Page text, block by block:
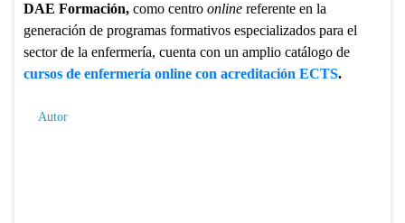
DAE Formación,como centro onlinereferente en la
generación de programas formativos especializados para el
sector de la enfermería, cuenta con un amplio catálogo de
cursos de enfermería online con acreditación ECTS.
Autor